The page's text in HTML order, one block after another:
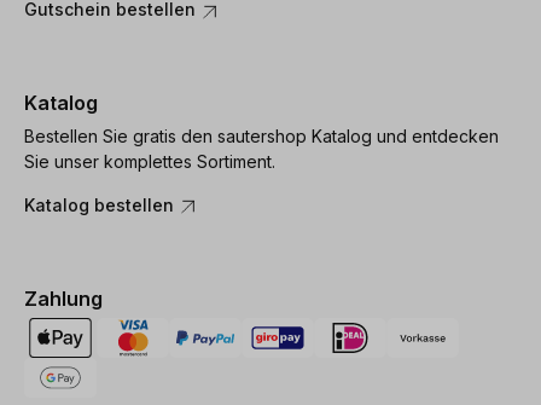
Gutschein bestellen
Katalog
Bestellen Sie gratis den sautershop Katalog und entdecken
Sie unser komplettes Sortiment.
Katalog bestellen
Zahlung